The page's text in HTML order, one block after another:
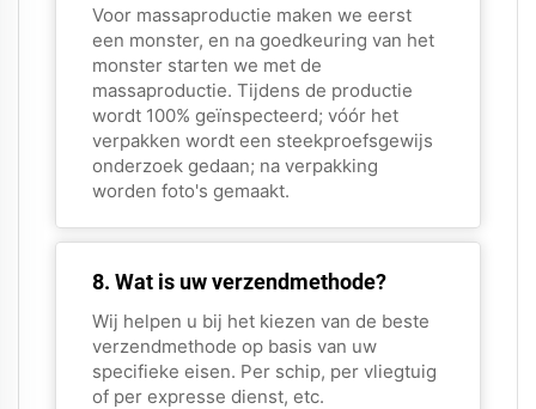
Voor massaproductie maken we eerst
een monster, en na goedkeuring van het
monster starten we met de
massaproductie. Tijdens de productie
wordt 100% geïnspecteerd; vóór het
verpakken wordt een steekproefsgewijs
onderzoek gedaan; na verpakking
worden foto's gemaakt.
8. Wat is uw verzendmethode?
Wij helpen u bij het kiezen van de beste
verzendmethode op basis van uw
specifieke eisen. Per schip, per vliegtuig
of per expresse dienst, etc.